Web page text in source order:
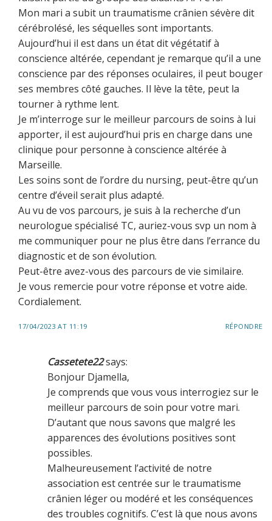
Mon mari a subit un traumatisme crânien sévère dit
cérébrolésé, les séquelles sont importants.
Aujourd’hui il est dans un état dit végétatif à
conscience altérée, cependant je remarque qu’il a une
conscience par des réponses oculaires, il peut bouger
ses membres côté gauches. Il lève la tête, peut la
tourner à rythme lent.
Je m’interroge sur le meilleur parcours de soins à lui
apporter, il est aujourd’hui pris en charge dans une
clinique pour personne à conscience altérée à
Marseille.
Les soins sont de l’ordre du nursing, peut-être qu’un
centre d’éveil serait plus adapté.
Au vu de vos parcours, je suis à la recherche d’un
neurologue spécialisé TC, auriez-vous svp un nom à
me communiquer pour ne plus être dans l’errance du
diagnostic et de son évolution.
Peut-être avez-vous des parcours de vie similaire.
Je vous remercie pour votre réponse et votre aide.
Cordialement.
17/04/2023 AT 11:19 RÉPONDRE
Cassetete22says:
Bonjour Djamella,
Je comprends que vous vous interrogiez sur le
meilleur parcours de soin pour votre mari.
D’autant que nous savons que malgré les
apparences des évolutions positives sont
possibles.
Malheureusement l’activité de notre
association est centrée sur le traumatisme
crânien léger ou modéré et les conséquences
des troubles cognitifs. C’est là que nous avons